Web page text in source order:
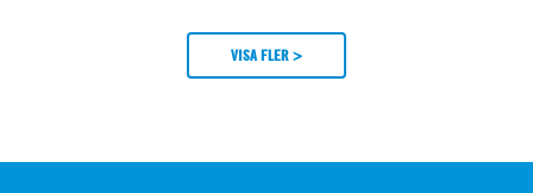
VISA FLER >